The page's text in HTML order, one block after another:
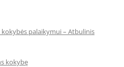
palaikymui – Atbulinis
kokybę